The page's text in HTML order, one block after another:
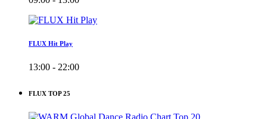
FLUX Hit Play
13:00 - 22:00
FLUX TOP 25